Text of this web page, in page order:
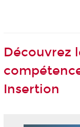
Découvrez
Insertion